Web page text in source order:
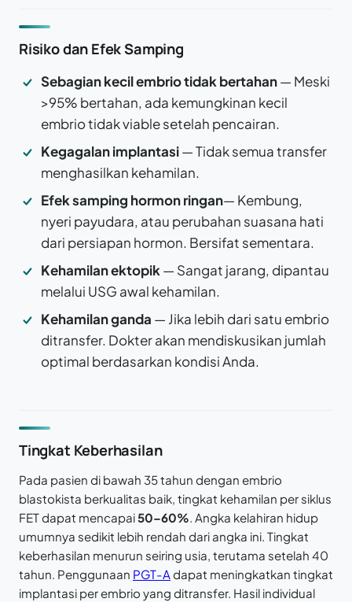
Risiko dan Efek Samping
Sebagian kecil embrio tidak bertahan— Meski
>95% bertahan, ada kemungkinan kecil
embrio tidak viable setelah pencairan.
Kegagalan implantasi— Tidak semua transfer
menghasilkan kehamilan.
Efek samping hormon ringan— Kembung,
nyeri payudara, atau perubahan suasana hati
dari persiapan hormon. Bersifat sementara.
Kehamilan ektopik — Sangat jarang, dipantau
melalui USG awal kehamilan.
Kehamilan ganda — Jika lebih dari satu embrio
ditransfer. Dokter akan mendiskusikan jumlah
optimal berdasarkan kondisi Anda.
Tingkat Keberhasilan
Pada pasien di bawah 35 tahun dengan embrio
blastokista berkualitas baik, tingkat kehamilan per siklus
FET dapat mencapai50–60%. Angka kelahiran hidup
umumnya sedikit lebih rendah dari angka ini. Tingkat
keberhasilan menurun seiring usia, terutama setelah 40
tahun. Penggunaan PGT-Adapat meningkatkan tingkat
implantasi per embrio yang ditransfer. Hasil individual